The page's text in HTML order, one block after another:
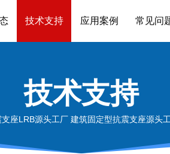
技术支持 应用案例 常见问
技术支持
支座LRB源头工厂 建筑固定型抗震支座源头